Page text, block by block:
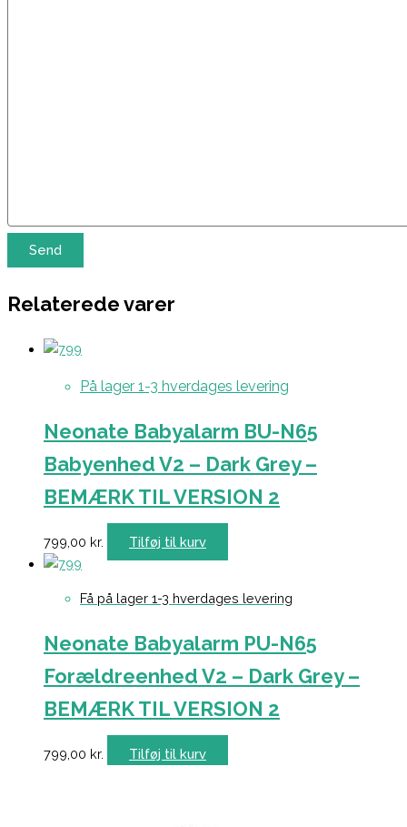
Relaterede varer
På lager 1-3 hverdages levering
Neonate Babyalarm BU-N65
Babyenhed V2 – Dark Grey –
BEMÆRK TIL VERSION 2
799,00 kr. Tilføj til kurv
Få på lager 1-3 hverdages levering
Neonate Babyalarm PU-N65
Forældreenhed V2 – Dark Grey –
BEMÆRK TIL VERSION 2
799,00 kr. Tilføj til kurv